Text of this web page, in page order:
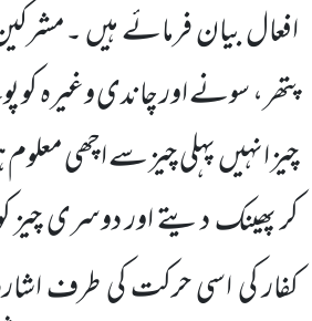
افعال بیان فرمائے ہیں
پتھر ، سونے اور چاندی وغیرہ
چیز انہیں پہلی چیز سے اچھی معلوم
کر پھینک دیتے اور دوسری چیز
کفار کی اسی حرکت کی طرف